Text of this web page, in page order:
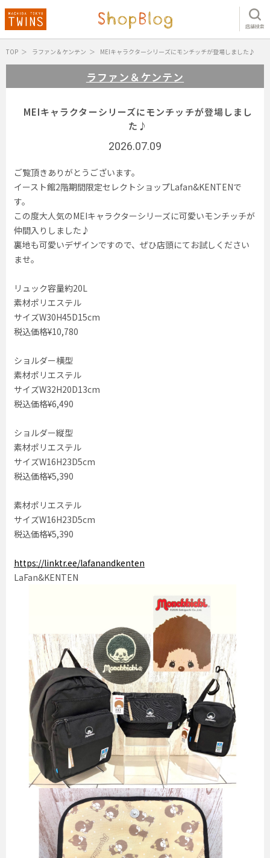
店舗検索
TOP ラファン＆ケンテン MEIキャラクターシリーズにモンチッチが登場しました♪
ラファン＆ケンテン
MEIキャラクターシリーズにモンチッチが登場しまし
た♪
2026.07.09
ご覧頂きありがとうございます。
イースト館2階期間限定セレクトショップLafan&KENTENで
す。
この度大人気のMEIキャラクターシリーズに可愛いモンチッチが
仲間入りしました♪
裏地も可愛いデザインですので、ぜひ店頭にてお試しください
ませ。
リュック容量約20L
素材ポリエステル
サイズW30H45D15cm
税込価格¥10,780
ショルダー横型
素材ポリエステル
サイズW32H20D13cm
税込価格¥6,490
ショルダー縦型
素材ポリエステル
サイズW16H23D5cm
税込価格¥5,390
素材ポリエステル
サイズW16H23D5cm
税込価格¥5,390
https://linktr.ee/lafanandkenten
LaFan&KENTEN